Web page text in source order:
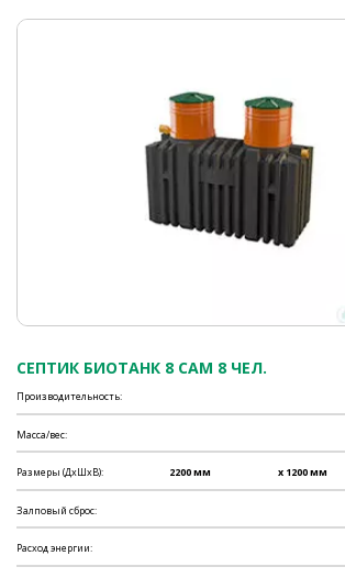
СЕПТИК БИОТАНК 8 САМ 8 ЧЕЛ.
Производительность:
Масса/вес:
Размеры (ДхШхВ): 2200 мм x 1200 мм
Залповый сброс:
Расход энергии: